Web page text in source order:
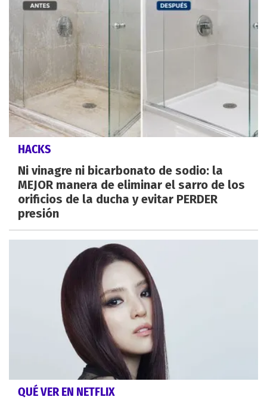
HACKS
Ni vinagre ni bicarbonato de sodio: la
MEJOR manera de eliminar el sarro de los
orificios de la ducha y evitar PERDER
presión
QUÉ VER EN NETFLIX